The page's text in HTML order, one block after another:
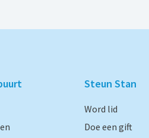
Steun Stan
Word lid
Doe een gift